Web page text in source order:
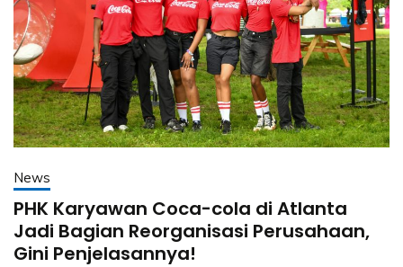
News
PHK Karyawan Coca-cola di Atlanta
Jadi Bagian Reorganisasi Perusahaan,
Gini Penjelasannya!